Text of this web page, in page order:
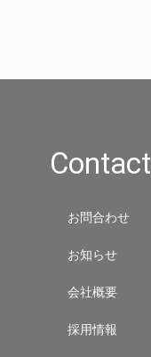
Contact
お問合わせ
お知らせ
会社概要
採用情報